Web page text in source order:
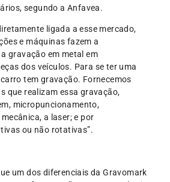
segundo a Anfavea.
ligada a esse mercado,
e máquinas fazem a
gravação em metal em
dos veículos. Para se ter uma
carro tem gravação. Fornecemos
que realizam essa gravação,
micropuncionamento,
a laser; e por
ou não rotativas”.
um dos diferenciais da Gravomark